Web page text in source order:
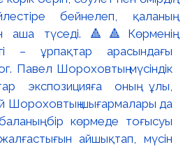
бейнелеп, қаланың
аша түседі. 🔺🔺Көрменің
– ұрпақтар арасындағы
Павел Шороховтың мүсіндік
экспозицияға оның ұлы,
Шороховтың шығармалары да
бір көрмеде тоғысуы
айшықтап, мүсін